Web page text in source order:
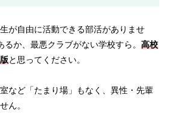
が自由に活動できる部活がありませ
か、最悪クラブがない学校すら。 高校
と思ってください。
など「たまり場」もなく、異性・先輩
ん。